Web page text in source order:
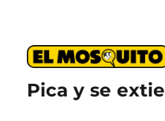
Pica y se